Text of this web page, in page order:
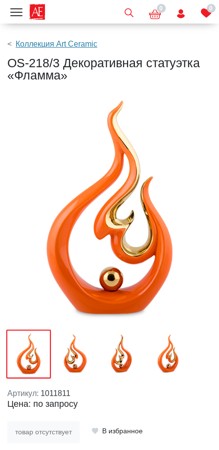
Показать меню 0 0
Коллекция Art Ceramic
OS-218/3 Декоративная статуэтка
«Фламма»
Артикул: 1011811
Цена: по запросу
товар отсутствует В избранное